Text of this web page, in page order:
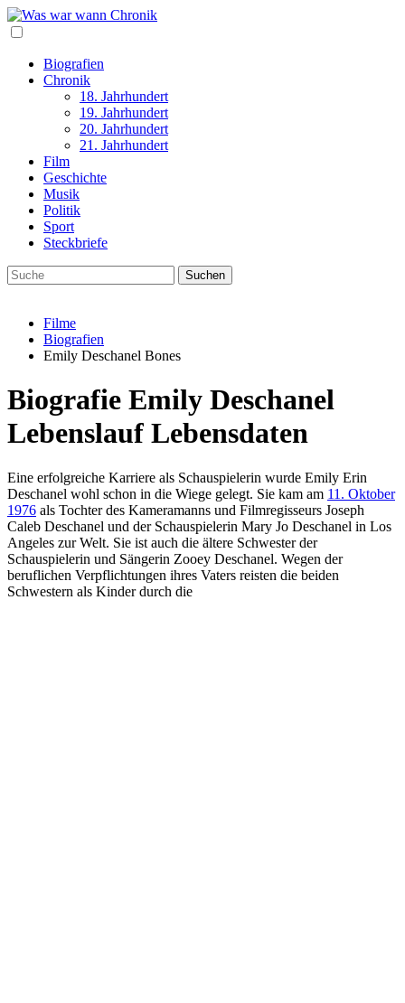
Biografien
Chronik
18. Jahrhundert
19. Jahrhundert
20. Jahrhundert
21. Jahrhundert
Film
Geschichte
Musik
Politik
Sport
Steckbriefe
Filme
Biografien
Emily Deschanel Bones
Biografie Emily Deschanel
Lebenslauf Lebensdaten
Eine erfolgreiche Karriere als Schauspielerin wurde Emily Erin
Deschanel wohl schon in die Wiege gelegt. Sie kam am 11. Oktober
1976 als Tochter des Kameramanns und Filmregisseurs Joseph
Caleb Deschanel und der Schauspielerin Mary Jo Deschanel in Los
Angeles zur Welt. Sie ist auch die ältere Schwester der
Schauspielerin und Sängerin Zooey Deschanel. Wegen der
beruflichen Verpflichtungen ihres Vaters reisten die beiden
Schwestern als Kinder durch die